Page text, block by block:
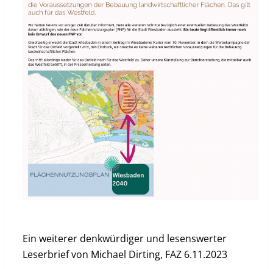
Ein weiterer denkwürdiger und lesenswerter
Leserbrief von Michael Dirting, FAZ 6.11.2023